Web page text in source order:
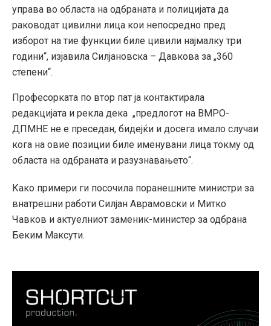
управа во областа на одбраната и полицијата да
раководат цивилни лица кои непосредно пред
изборот на тие функции биле цивили најмалку три
години“, изјавила Силјановска – Давкова за „360
степени“.
Професорката по втор пат ја контактирала
редакцијата и рекла дека „предлогот на ВМРО-
ДПМНЕ не е преседан, бидејќи и досега имало случаи
кога на овие позиции биле именувани лица токму од
областа на одбраната и разузнавањето“.
Како примери ги посочила поранешните министри за
внатрешни работи Силјан Аврамовски и Митко
Чавков и актуелниот заменик-министер за одбрана
Беким Максути.